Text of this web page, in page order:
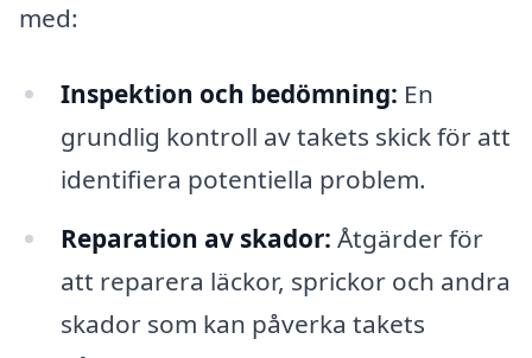
med:
Inspektion och bedömning: En
grundlig kontroll av takets skick för att
identifiera potentiella problem.
Reparation av skador: Åtgärder för
att reparera läckor, sprickor och andra
skador som kan påverka takets